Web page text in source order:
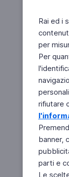
Rai ed i
per
Per
rifiutare
banner,
parti e
Le